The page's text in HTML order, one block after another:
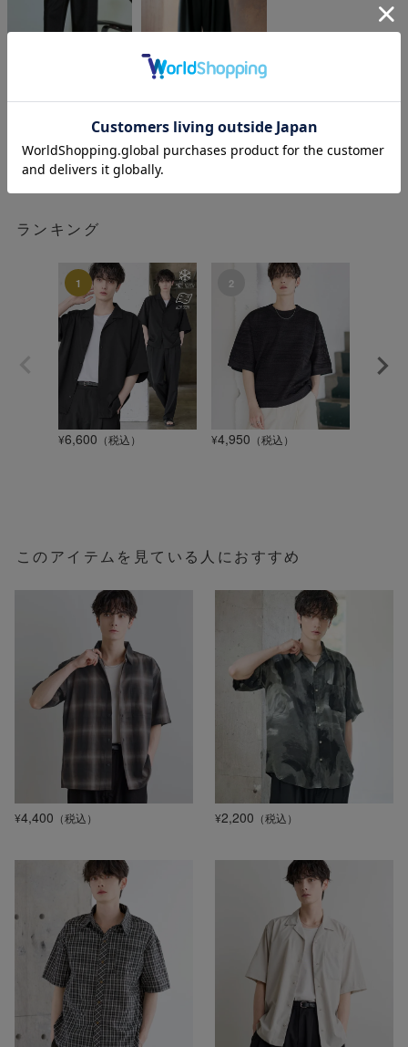
ASTRONOMY ASTRONOMY
¥4,950 税込
ランキング
¥6,600 （税込） ¥4,950 （税込）
このアイテムを見ている人におすすめ
¥4,400 （税込） ¥2,200 （税込）